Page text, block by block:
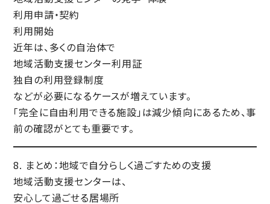
利用申請・契約
利用開始
近年は、多くの自治体で
地域活動支援センター利用証
独自の利用登録制度
などが必要になるケースが増えています。
「完全に自由利用できる施設」は減少傾向にあるため、事
前の確認がとても重要です。
8. まとめ：地域で自分らしく過ごすための支援
地域活動支援センターは、
安心して過ごせる居場所